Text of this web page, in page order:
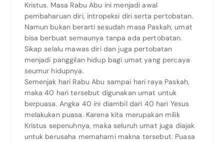
Kristus. Masa Rabu Abu ini menjadi awal
pembaharuan diri, intropeksi diri serta pertobatan.
Namun bukan berarti sesudah masa Paskah, umat
bisa berbuat semaunya tanpa ada pertobatan.
Sikap selalu mawas diri dan juga pertobatan
menjadi panggilan hidup bagi umat yang percaya
seumur hidupnya.
Semenjak hari Rabu Abu sampai hari raya Paskah,
maka 40 hari tersebut digunakan umat untuk
berpuasa. Angka 40 ini diambil dari 40 hari Yesus
melakukan puasa. Karena kita merupakan milik
Kristus sepenuhnya, maka seluruh umat juga diajak
untuk berusaha memahami makna tersebut. Puasa